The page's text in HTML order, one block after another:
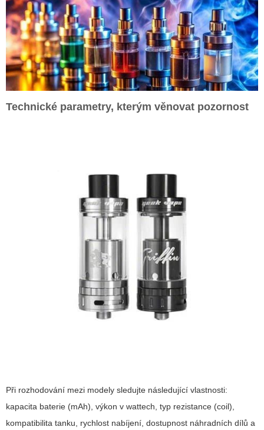
Technické parametry, kterým věnovat pozornost
Při rozhodování mezi modely sledujte následující vlastnosti:
kapacita baterie (mAh), výkon v wattech, typ rezistance (coil),
kompatibilita tanku, rychlost nabíjení, dostupnost náhradních dílů a